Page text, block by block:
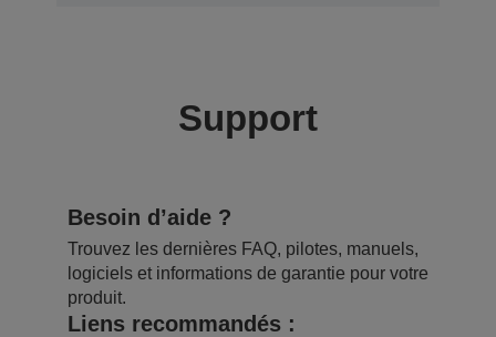
Support
Besoin d’aide ?
Trouvez les dernières FAQ, pilotes, manuels,
logiciels et informations de garantie pour votre
produit.
Liens recommandés :